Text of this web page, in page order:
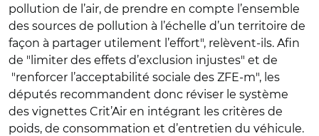
pollution de l’air, de prendre en compte l’ensemble
des sources de pollution à l’échelle d’un territoire de
façon à partager utilement l’effort", relèvent-ils. Afin
de "limiter des effets d’exclusion injustes" et de
"renforcer l’acceptabilité sociale des ZFE-m", les
députés recommandent donc réviser le système
des vignettes Crit’Air en intégrant les critères de
poids, de consommation et d’entretien du véhicule.